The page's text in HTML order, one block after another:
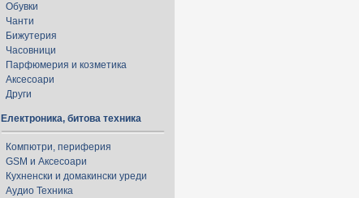
Обувки
Чанти
Бижутерия
Часовници
Парфюмерия и козметика
Аксесоари
Други
Електроника, битова техника
Компютри, периферия
GSM и Аксесоари
Кухненски и домакински уреди
Аудио Техника